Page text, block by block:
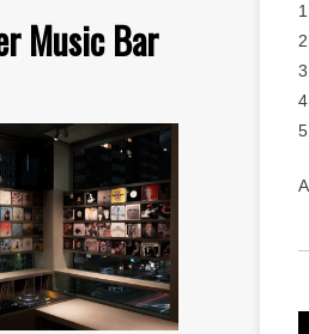
Music Bar